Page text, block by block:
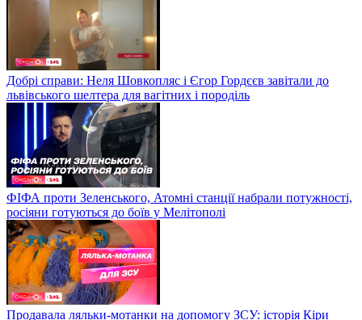
Добрі справи: Неля Шовкопляс і Єгор Гордєєв завітали до
львівського шелтера для вагітних і породіль
ФІФА проти Зеленського, Атомні станції набрали потужності,
росіяни готуються до боїв у Мелітополі
Продавала ляльки-мотанки на допомогу ЗСУ: історія Кіри